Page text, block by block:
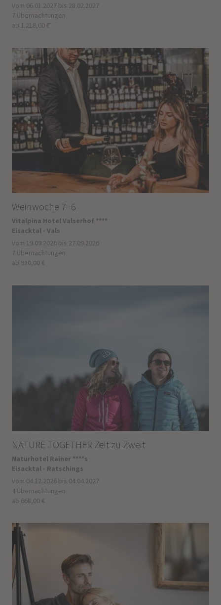
vom 06.01.2027 bis 28.02.2027
7 Übernachtungen
ab 1.218,00 €
Weinwoche 7=6
Vitalpina Hotel Valserhof ****
Eisacktal - Vals
vom 19.09.2026 bis 27.09.2026
7 Übernachtungen
ab 930,00 €
NATURE TOGETHER Zeit zu Zweit
Naturhotel Rainer ****s
Eisacktal - Ratschings
vom 04.12.2026 bis 04.04.2027
4 Übernachtungen
ab 668,00 €